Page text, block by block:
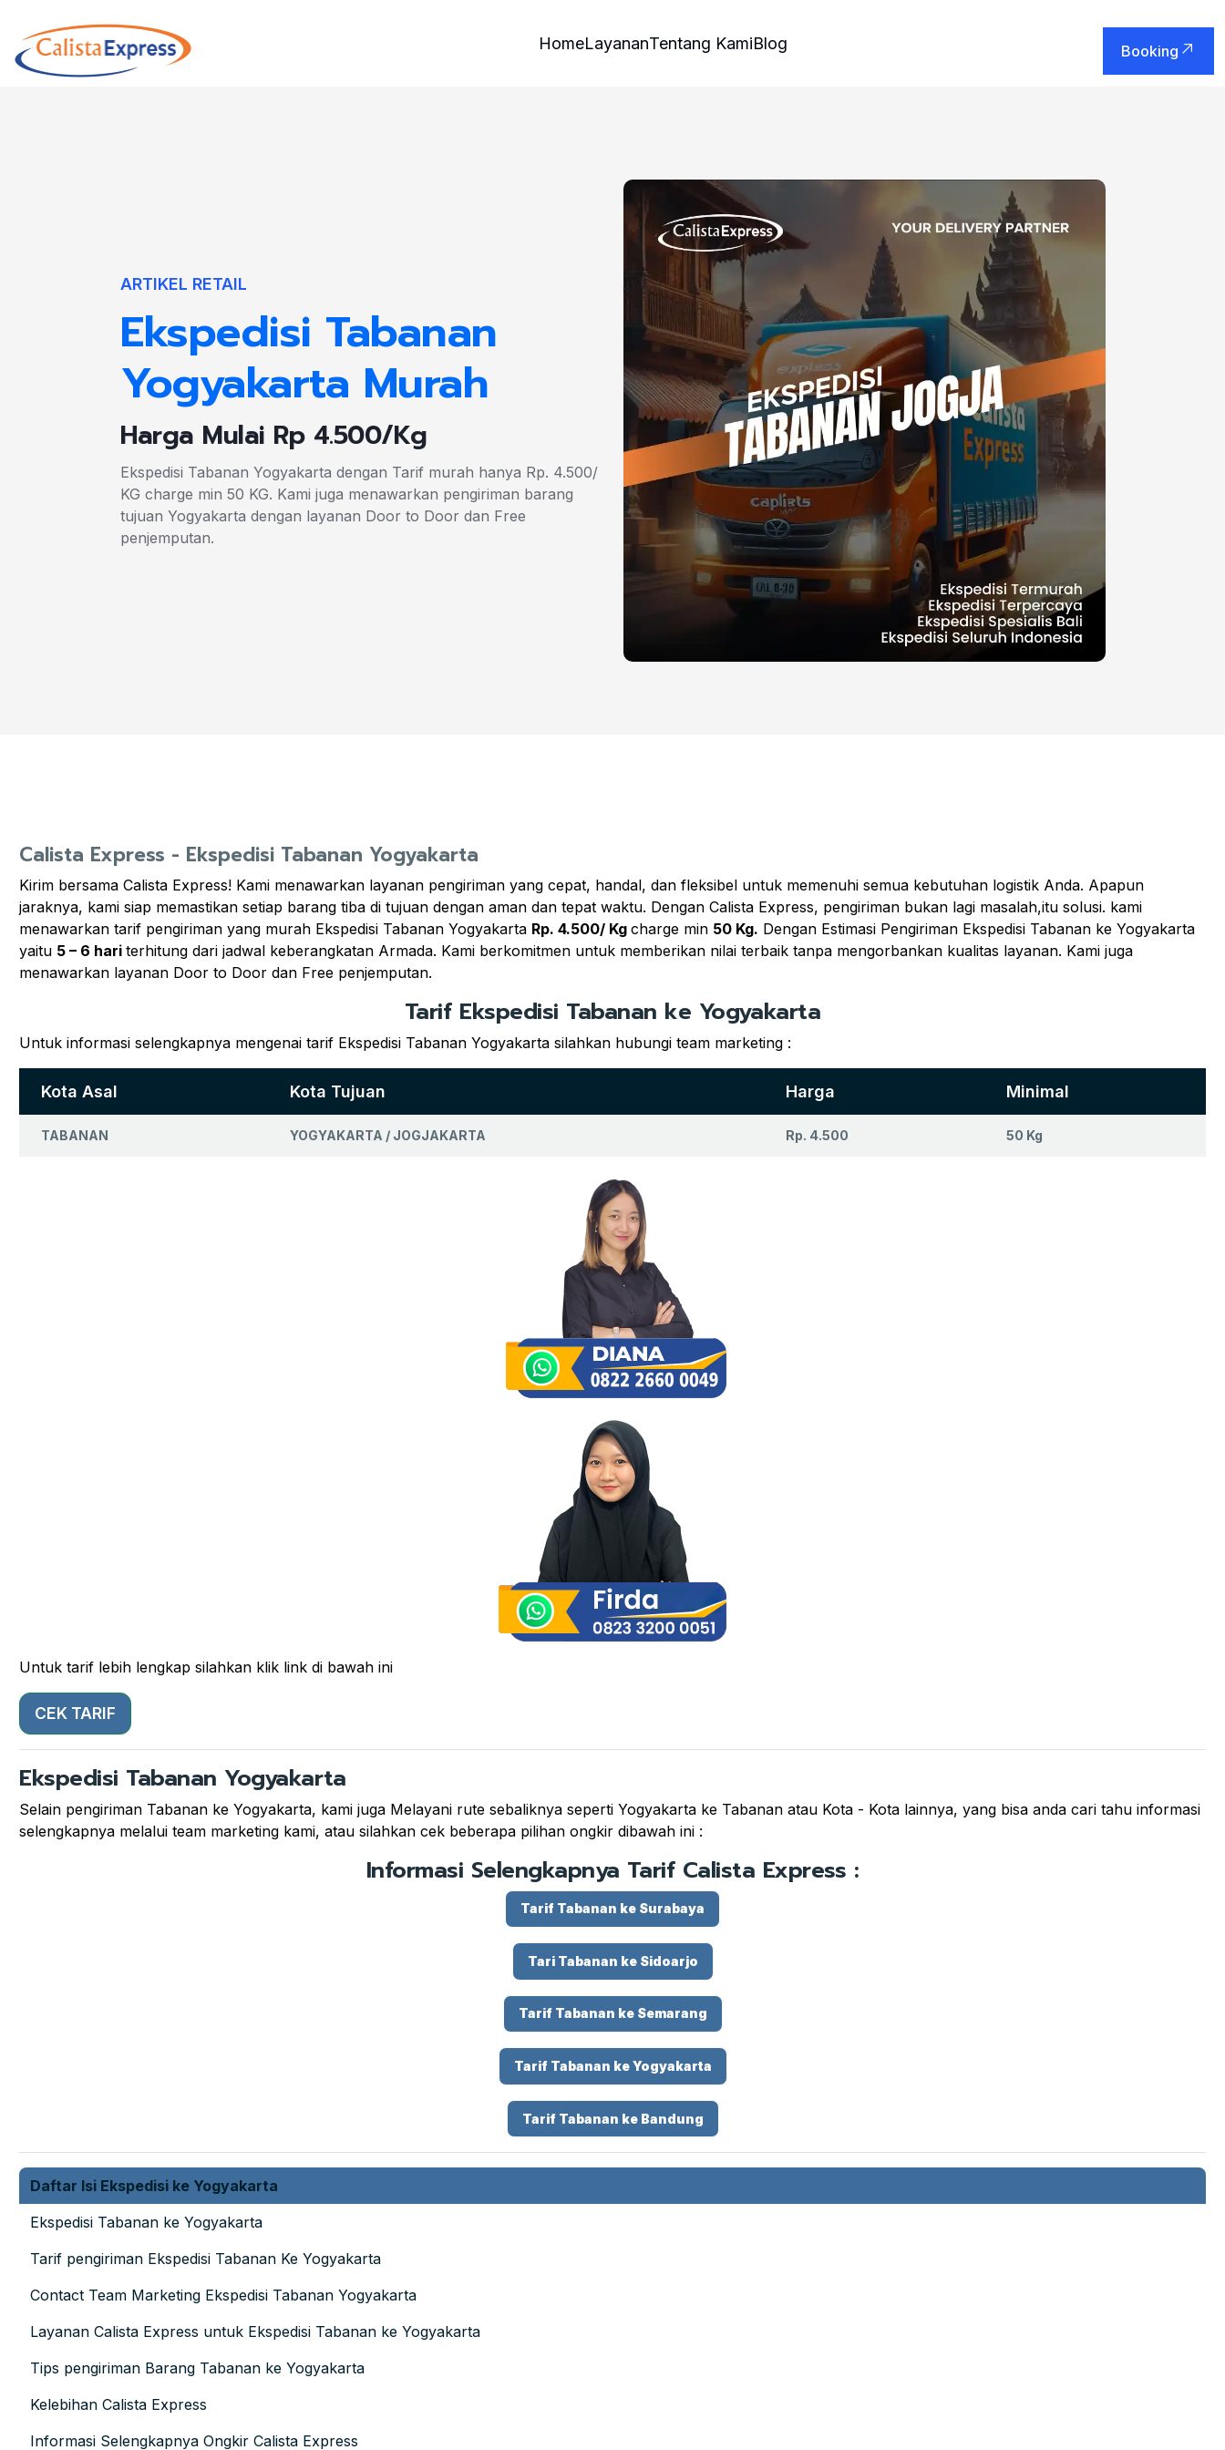
HomeLayananTentang KamiBlog Booking
ARTIKEL RETAIL
Ekspedisi Tabanan
Yogyakarta Murah
Harga Mulai Rp 4.500/Kg
Ekspedisi Tabanan Yogyakarta dengan Tarif murah hanya Rp. 4.500/
KG charge min 50 KG. Kami juga menawarkan pengiriman barang
tujuan Yogyakarta dengan layanan Door to Door dan Free
penjemputan.
Calista Express - Ekspedisi Tabanan Yogyakarta
Kirim bersama Calista Express! Kami menawarkan layanan pengiriman yang cepat, handal, dan fleksibel untuk memenuhi semua kebutuhan logistik Anda. Apapun
jaraknya, kami siap memastikan setiap barang tiba di tujuan dengan aman dan tepat waktu. Dengan Calista Express, pengiriman bukan lagi masalah,itu solusi. kami
menawarkan tarif pengiriman yang murah Ekspedisi Tabanan Yogyakarta Rp. 4.500/ Kg charge min 50 Kg. Dengan Estimasi Pengiriman Ekspedisi Tabanan ke Yogyakarta
yaitu 5 – 6 hari terhitung dari jadwal keberangkatan Armada. Kami berkomitmen untuk memberikan nilai terbaik tanpa mengorbankan kualitas layanan. Kami juga
menawarkan layanan Door to Door dan Free penjemputan.
Tarif Ekspedisi Tabanan ke Yogyakarta
Untuk informasi selengkapnya mengenai tarif Ekspedisi Tabanan Yogyakarta silahkan hubungi team marketing :
Kota Asal Kota Tujuan Harga Minimal
TABANAN YOGYAKARTA / JOGJAKARTA Rp. 4.500 50 Kg
Untuk tarif lebih lengkap silahkan klik link di bawah ini
CEK TARIF
Ekspedisi Tabanan Yogyakarta
Selain pengiriman Tabanan ke Yogyakarta, kami juga Melayani rute sebaliknya seperti Yogyakarta ke Tabanan atau Kota - Kota lainnya, yang bisa anda cari tahu informasi
selengkapnya melalui team marketing kami, atau silahkan cek beberapa pilihan ongkir dibawah ini :
Informasi Selengkapnya Tarif Calista Express :
Tarif Tabanan ke Surabaya
Tari Tabanan ke Sidoarjo
Tarif Tabanan ke Semarang
Tarif Tabanan ke Yogyakarta
Tarif Tabanan ke Bandung
Daftar Isi Ekspedisi ke Yogyakarta
Ekspedisi Tabanan ke Yogyakarta
Tarif pengiriman Ekspedisi Tabanan Ke Yogyakarta
Contact Team Marketing Ekspedisi Tabanan Yogyakarta
Layanan Calista Express untuk Ekspedisi Tabanan ke Yogyakarta
Tips pengiriman Barang Tabanan ke Yogyakarta
Kelebihan Calista Express
Informasi Selengkapnya Ongkir Calista Express